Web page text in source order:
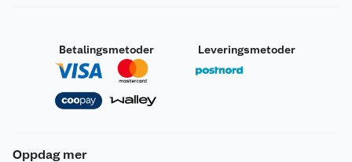
Betalingsmetoder Leveringsmetoder
Oppdag mer